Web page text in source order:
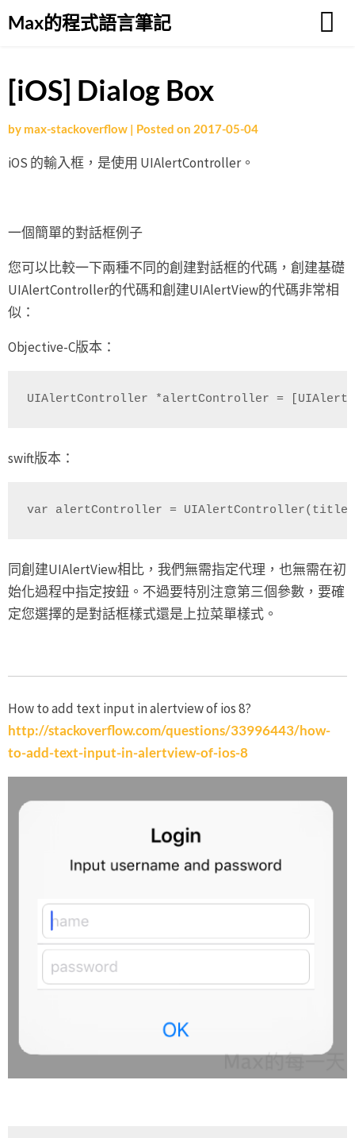
toMax的程式語言筆記
[iOS] Dialog Box
by max-stackoverflow | Posted on 2017-05-04
iOS 的輸入框，是使用 UIAlertController。
一個簡單的對話框例子
您可以比較一下兩種不同的創建對話框的代碼，創建基礎
UIAlertController的代碼和創建UIAlertView的代碼非常相
似：
Objective-C版本：
UIAlertController *alertController =
swift版本：
var alertController = UIAlertController(title: "
同創建UIAlertView相比，我們無需指定代理，也無需在初
始化過程中指定按鈕。不過要特別注意第三個參數，要確
定您選擇的是對話框樣式還是上拉菜單樣式。
How to add text input in alertview of ios 8?
http://stackoverflow.com/questions/33996443/how-
to-add-text-input-in-alertview-of-ios-8